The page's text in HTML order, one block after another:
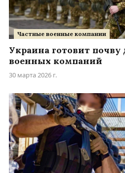
Частные военные компании
Украина готовит
военных компаний
30 марта 2026 г.